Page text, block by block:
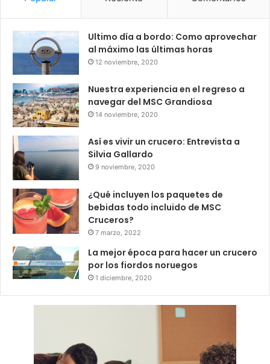
Ultimo día a bordo: Como aprovechar
al máximo las últimas horas
12 noviembre, 2020
Nuestra experiencia en el regreso a
navegar del MSC Grandiosa
14 noviembre, 2020
Así es vivir un crucero: Entrevista a
Silvia Gallardo
9 noviembre, 2020
¿Qué incluyen los paquetes de
bebidas todo incluido de MSC
Cruceros?
7 marzo, 2022
La mejor época para hacer un crucero
por los fiordos noruegos
1 diciembre, 2020